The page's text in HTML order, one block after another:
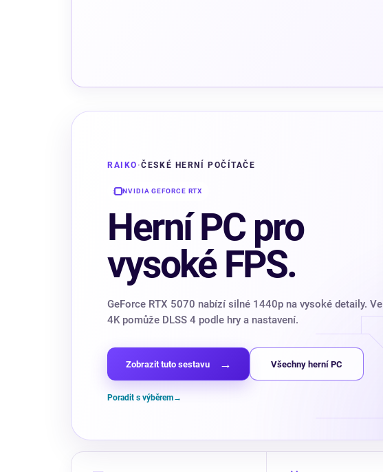
RAIKO ·ČESKÉ HERNÍ POČÍTAČE
NVIDIA GEFORCE RTX
Herní PC pro
vysoké FPS.
GeForce RTX 5070 nabízí silné 1440p na vysoké detaily. Ve
4K pomůže DLSS 4 podle hry a nastavení.
Zobrazit tuto sestavu → Všechny herní PC
Poradit s výběrem→